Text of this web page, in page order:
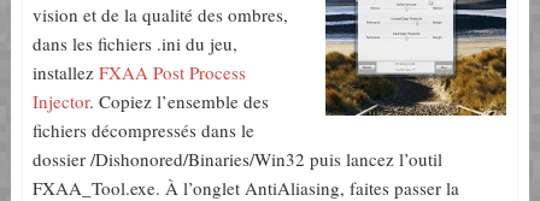
vision et de la qualité des ombres,
dans les fichiers .ini du jeu,
installez FXAA Post Process
Injector. Copiez l’ensemble des
fichiers décompressés dans le
dossier /Dishonored/Binaries/Win32 puis lancez l’outil
FXAA_Tool.exe. À l’onglet AntiAliasing, faites passer la